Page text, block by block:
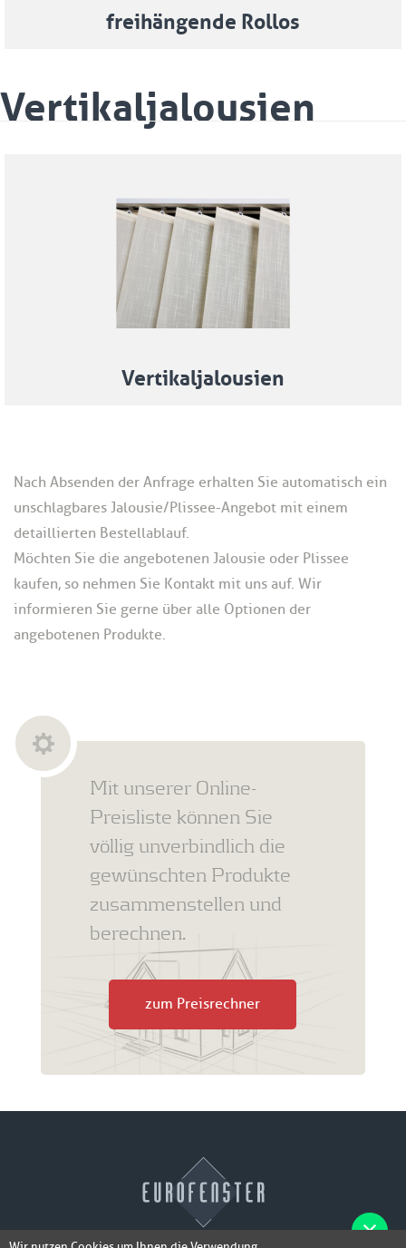
freihängende Rollos
Vertikaljalousien
Vertikaljalousien
Nach Absenden der Anfrage erhalten Sie automatisch ein
unschlagbares Jalousie/Plissee-Angebot mit einem
detaillierten Bestellablauf.
Möchten Sie die angebotenen Jalousie oder Plissee
kaufen, so nehmen Sie Kontakt mit uns auf. Wir
informieren Sie gerne über alle Optionen der
angebotenen Produkte.
Mit unserer Online-
Preisliste können Sie
völlig unverbindlich die
gewünschten Produkte
zusammenstellen und
berechnen.
zum Preisrechner